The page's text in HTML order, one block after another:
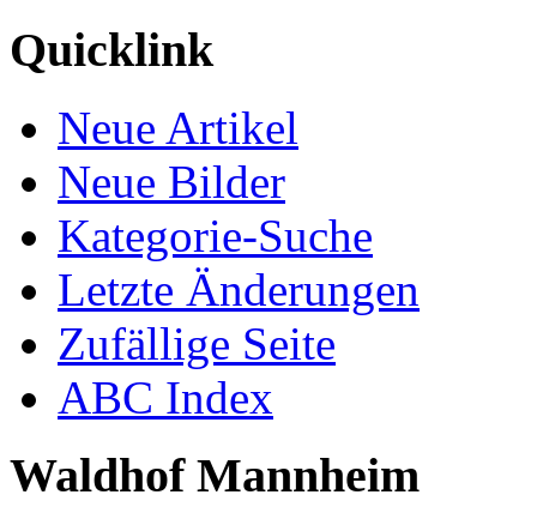
Quicklink
Neue Artikel
Neue Bilder
Kategorie-Suche
Letzte Änderungen
Zufällige Seite
ABC Index
Waldhof Mannheim